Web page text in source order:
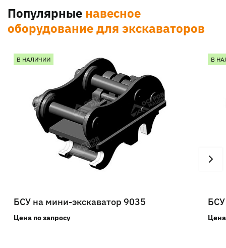
Популярные навесное
оборудование для экскаваторов
В НАЛИЧИИ
БСУ на мини-экскаватор 9035
Цена по запросу
В